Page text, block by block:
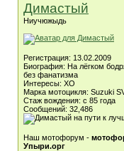
Димастый
Ниучюжыдь
Регистрация: 13.02.2009
Биография: На лёгком
без фанатизма
Интересы: ХО
Марка мотоцикля: Suzuki
Стаж вождения: с 85 года
Сообщений: 32,486
Наш мотофорум -
Упыри.орг